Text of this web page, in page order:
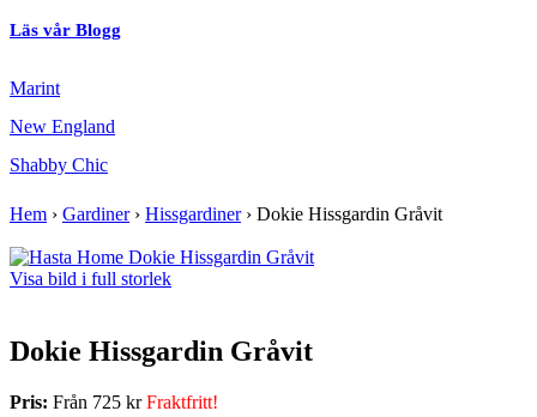
Läs vår Blogg
Marint
New England
Shabby Chic
Hem › Gardiner› Hissgardiner› Dokie Hissgardin Gråvit
Visa bild i full storlek
Dokie Hissgardin Gråvit
Pris: Från 725 krFraktfritt!